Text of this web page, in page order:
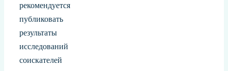
рекомендуется
публиковать
результаты
исследований
соискателей